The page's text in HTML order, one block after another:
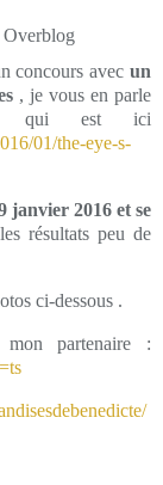
Overblog
concours avec un
, je vous en parle
qui est ici
01/the-eye-s-
janvier 2016 et se
résultats peu de
ci-dessous .
partenaire :